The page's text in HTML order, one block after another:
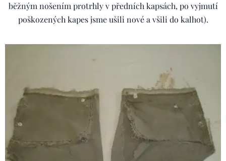
běžným nošením protrhly v předních kapsách, po vyjmutí
poškozených kapes jsme ušili nové a všili do kalhot).